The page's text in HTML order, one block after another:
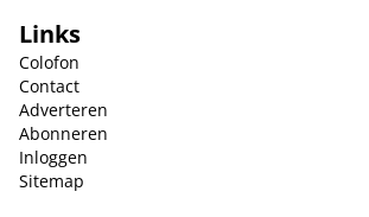
Links
Colofon
Contact
Adverteren
Abonneren
Inloggen
Sitemap